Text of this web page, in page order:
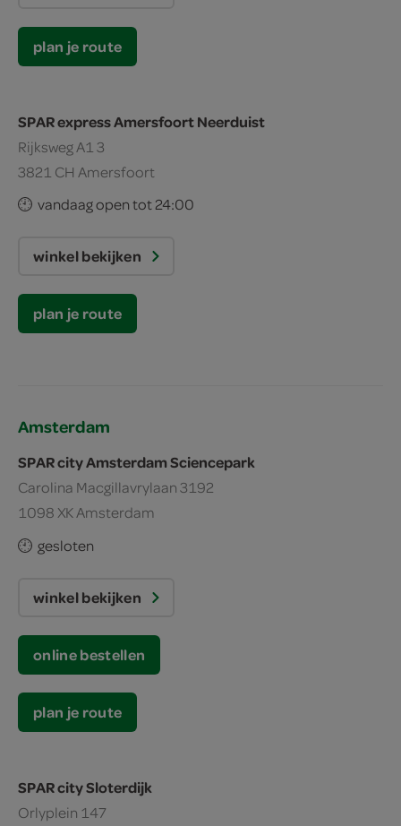
plan je route
SPAR express Amersfoort Neerduist
Rijksweg A1 3
3821 CH Amersfoort
vandaag open tot 24:00
winkel bekijken
plan je route
Amsterdam
SPAR city Amsterdam Sciencepark
Carolina Macgillavrylaan 3192
1098 XK Amsterdam
gesloten
winkel bekijken
online bestellen
plan je route
SPAR city Sloterdijk
Orlyplein 147